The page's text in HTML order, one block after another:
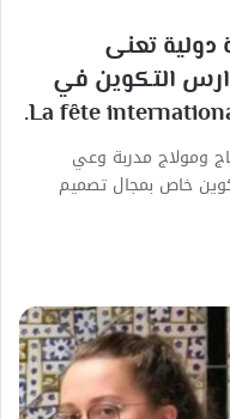
تعنى
التكوين في
ومولاج مدربة وعي
خاص بمجال تصميم